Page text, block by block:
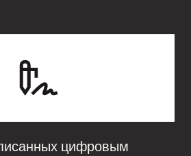
цифровым